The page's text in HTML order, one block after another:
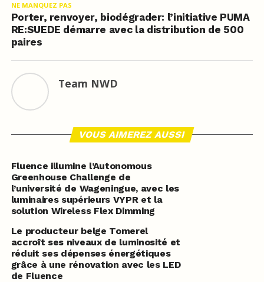
NE MANQUEZ PAS
Porter, renvoyer, biodégrader: l’initiative PUMA
RE:SUEDE démarre avec la distribution de 500
paires
Team NWD
VOUS AIMEREZ AUSSI
Fluence illumine l’Autonomous
Greenhouse Challenge de
l’université de Wageningue, avec les
luminaires supérieurs VYPR et la
solution Wireless Flex Dimming
Le producteur belge Tomerel
accroît ses niveaux de luminosité et
réduit ses dépenses énergétiques
grâce à une rénovation avec les LED
de Fluence